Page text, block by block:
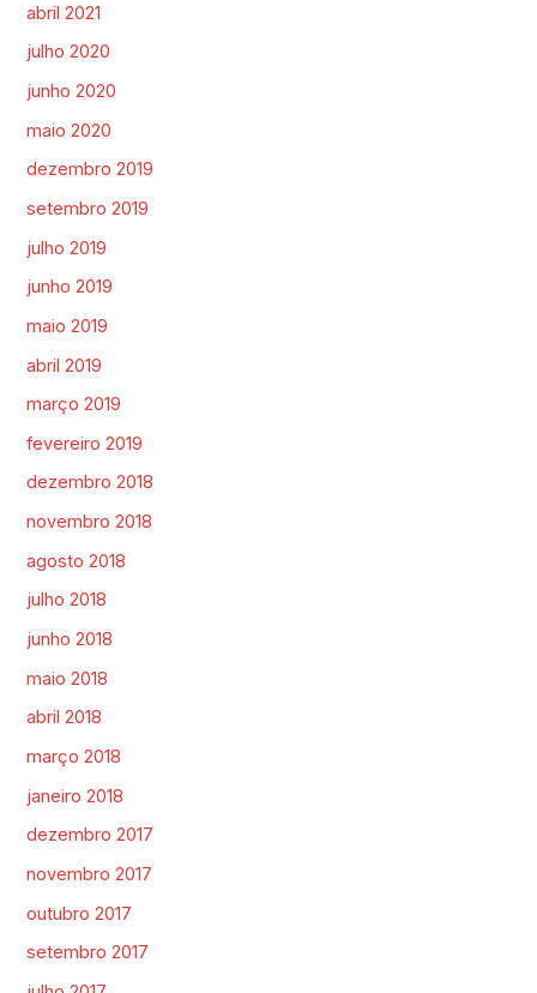
abril 2021
julho 2020
junho 2020
maio 2020
dezembro 2019
setembro 2019
julho 2019
junho 2019
maio 2019
abril 2019
março 2019
fevereiro 2019
dezembro 2018
novembro 2018
agosto 2018
julho 2018
junho 2018
maio 2018
abril 2018
março 2018
janeiro 2018
dezembro 2017
novembro 2017
outubro 2017
setembro 2017